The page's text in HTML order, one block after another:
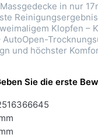
in nur
Klopfen –
und höchster
Sie die erste